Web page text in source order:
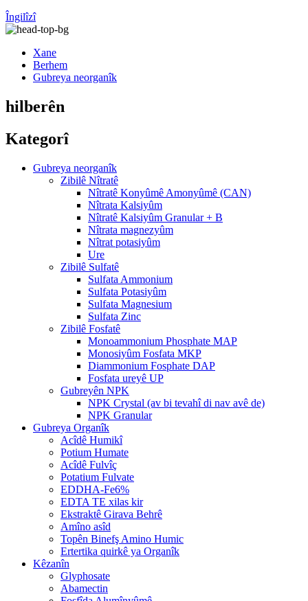
Îngilîzî
Xane
Berhem
Gubreya neorganîk
hilberên
Kategorî
Gubreya neorganîk
Zibilê Nîtratê
Nîtratê Konyûmê Amonyûmê (CAN)
Nîtrata Kalsiyûm
Nîtratê Kalsiyûm Granular + B
Nîtrata magnezyûm
Nîtrat potasiyûm
Ure
Zibilê Sulfatê
Sulfata Ammonium
Sulfata Potasiyûm
Sulfata Magnesium
Sulfata Zinc
Zibilê Fosfatê
Monoammonium Phosphate MAP
Monosiyûm Fosfata MKP
Diammonium Fosphate DAP
Fosfata ureyê UP
Gubreyên NPK
NPK Crystal (av bi tevahî di nav avê de)
NPK Granular
Gubreya Organîk
Acîdê Humikî
Potium Humate
Acîdê Fulvîç
Potatium Fulvate
EDDHA-Fe6%
EDTA TE xilas kir
Ekstraktê Girava Behrê
Amîno asîd
Topên Binefş Amino Humic
Ertertika quirkê ya Organîk
Kêzanîn
Glyphosate
Abamectin